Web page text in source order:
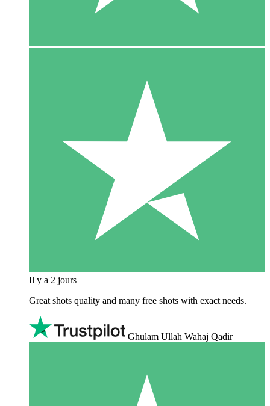
Il y a 2 jours
Great shots quality and many free shots with exact needs.
Ghulam Ullah Wahaj Qadir